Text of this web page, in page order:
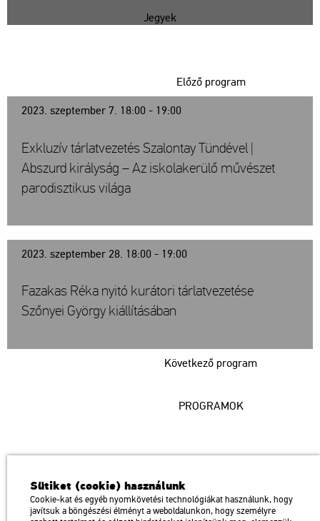
Jegyek
2023. szeptember 7. 18:00 - 19:00
Előző program
Exkluzív tárlatvezetés Szalontay Tündével |
Abszurd királyság – Az iskolakerülő művészet
parodisztikus világa
2023. szeptember 28. 18:00 - 19:00
Következő program
Fazakas Réka nyitó kurátori tárlatvezetése
Szőnyei György kiállításában
PROGRAMOK
a Magyar Művészeti Akadémia intézménye
1146 Budapest, Dózsa György út 37.
Sütiket (cookie) használunk
Cookie-kat és egyéb nyomkövetési technológiákat használunk, hogy
javítsuk a böngészési élményt a weboldalunkon, hogy személyre